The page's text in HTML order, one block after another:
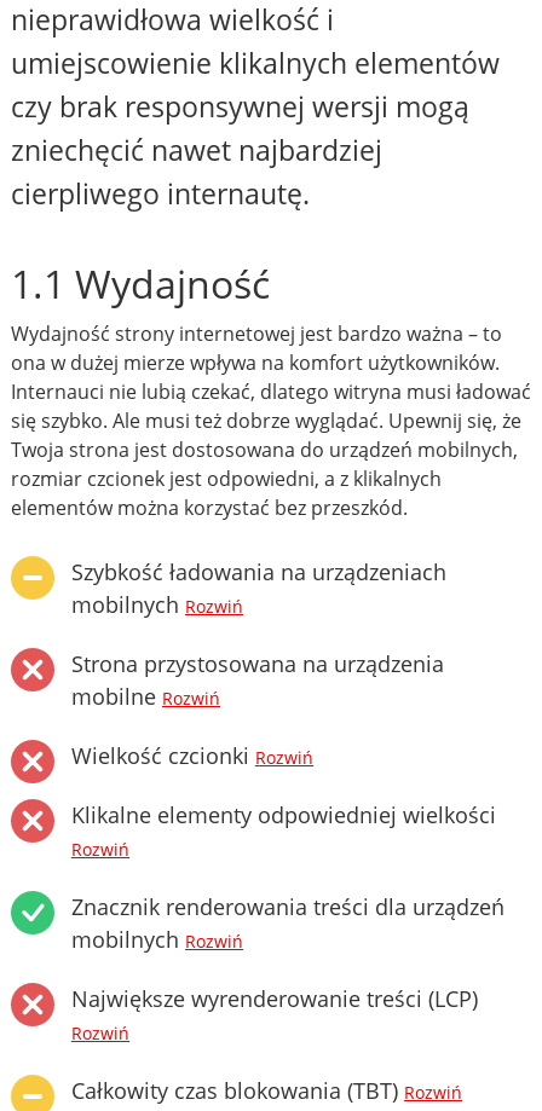
nieprawidłowa wielkość i
umiejscowienie klikalnych elementów
czy brak responsywnej wersji mogą
zniechęcić nawet najbardziej
cierpliwego internautę.
1.1 Wydajność
Wydajność strony internetowej jest bardzo ważna – to
ona w dużej mierze wpływa na komfort użytkowników.
Internauci nie lubią czekać, dlatego witryna musi ładować
się szybko. Ale musi też dobrze wyglądać. Upewnij się, że
Twoja strona jest dostosowana do urządzeń mobilnych,
rozmiar czcionek jest odpowiedni, a z klikalnych
elementów można korzystać bez przeszkód.
Szybkość ładowania na urządzeniach
mobilnych Rozwiń
Strona przystosowana na urządzenia
mobilne Rozwiń
Wielkość czcionki Rozwiń
Klikalne elementy odpowiedniej wielkości
Rozwiń
Znacznik renderowania treści dla urządzeń
mobilnych Rozwiń
Największe wyrenderowanie treści (LCP)
Rozwiń
Całkowity czas blokowania (TBT) Rozwiń